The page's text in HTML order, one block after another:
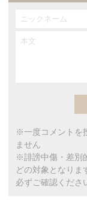
※一度コメントを
ません
※誹謗中傷・差別
どの対象となりま
必ずご確認くださ